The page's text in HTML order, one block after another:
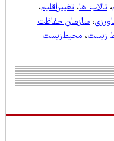
ها،تغییراقلیم،
،سازمان حفاظت
،محیط‌زیست